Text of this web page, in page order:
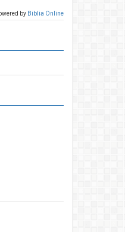
by Biblia Online